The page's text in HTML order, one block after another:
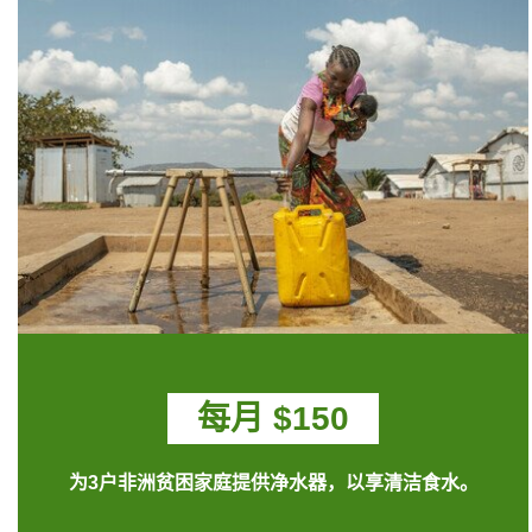
每月 $150
为3户非洲贫困家庭提供净水器，以享清洁食水。